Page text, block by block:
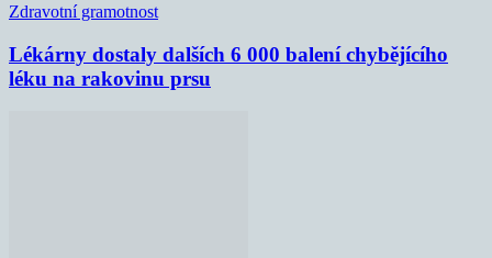
Zdravotní gramotnost
Lékárny dostaly dalších 6 000 balení chybějícího
léku na rakovinu prsu